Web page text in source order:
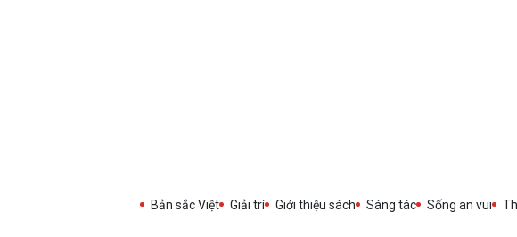
Bản sắc Việt Giải trí Giới thiệu sách Sáng tác Sống an vui